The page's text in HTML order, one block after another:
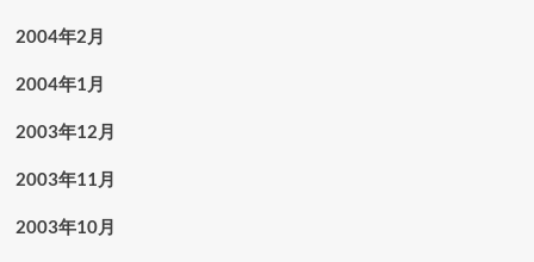
2004年2月
2004年1月
2003年12月
2003年11月
2003年10月